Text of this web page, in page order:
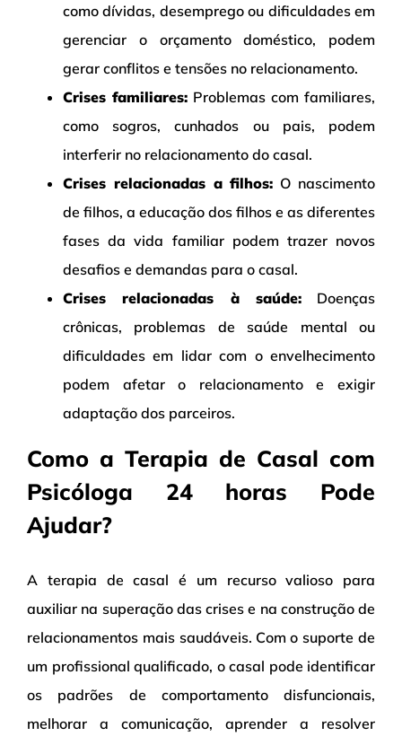
como dívidas, desemprego ou dificuldades em
gerenciar o orçamento doméstico, podem
gerar conflitos e tensões no relacionamento.
Crises familiares: Problemas com familiares,
como sogros, cunhados ou pais, podem
interferir no relacionamento do casal.
Crises relacionadas a filhos: O nascimento
de filhos, a educação dos filhos e as diferentes
fases da vida familiar podem trazer novos
desafios e demandas para o casal.
Crises relacionadas à saúde:Doenças
crônicas, problemas de saúde mental ou
dificuldades em lidar com o envelhecimento
podem afetar o relacionamento e exigir
adaptação dos parceiros.
Como a Terapia de Casal com
Psicóloga 24 horas Pode
Ajudar?
A terapia de casal é um recurso valioso para
auxiliar na superação das crises e na construção de
relacionamentos mais saudáveis. Com o suporte de
um profissional qualificado, o casal pode identificar
os padrões de comportamento disfuncionais,
melhorar a comunicação, aprender a resolver